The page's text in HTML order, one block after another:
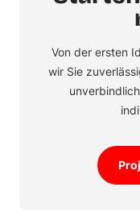
Von der ersten
wir Sie